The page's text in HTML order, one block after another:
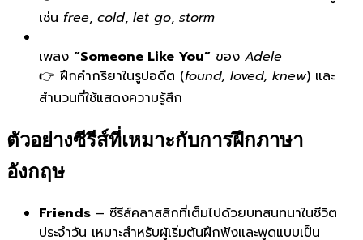
เช่น free, cold, let go, storm
เพลง “Someone Like You” ของ Adele
👉 ฝึกคำกริยาในรูปอดีต (found, loved, knew) และ
สำนวนที่ใช้แสดงความรู้สึก
ตัวอย่างซีรีส์ที่เหมาะกับการฝึกภาษา
อังกฤษ
Friends – ซีรีส์คลาสสิกที่เต็มไปด้วยบทสนทนาในชีวิต
ประจำวัน เหมาะสำหรับผู้เริ่มต้นฝึกฟังและพูดแบบเป็น